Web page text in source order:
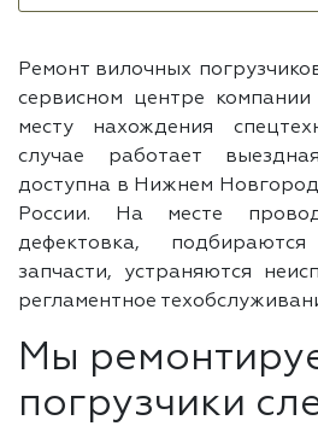
Ремонт вилочных
сервисном центре
месту нахождения
случае работает
доступна в Нижнем
России. На месте
дефектовка,
запчасти, устраняются
регламентное
Мы
погрузчики